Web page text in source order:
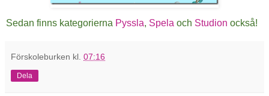
Sedan finns kategorierna Pyssla, Spela och Studion också!
Förskoleburken kl. 07:16
Dela